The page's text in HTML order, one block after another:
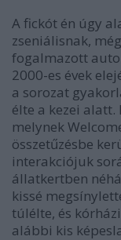
A fickót én úgy
zseniálisnak,
fogalmazott
2000-es évek
a sorozat
élte a kezei alatt.
melynek
összetűzésbe
interakciójuk
állatkertben
kissé
túlélte, és
alábbi kis